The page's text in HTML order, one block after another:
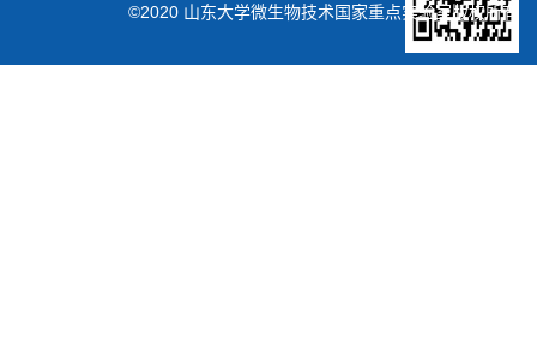
©2020 山东大学微生物技术国家重点实验室版权所有